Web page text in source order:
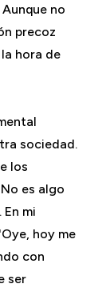
no
precoz
hora de
sociedad.
los
es algo
mi
hoy me
con
ser